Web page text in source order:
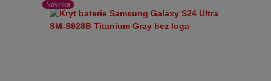
Novinka